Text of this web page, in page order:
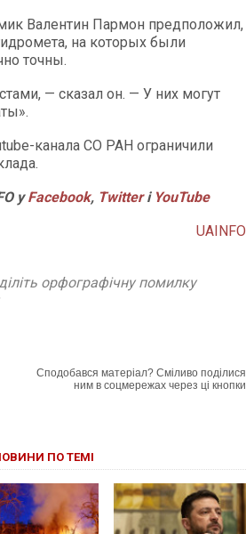
Валентин Пармон предположил,
на которых были
точны.
— сказал он. — У них могут
канала СО РАН ограничили
уFacebook, Twitterі YouTube
UAINFO
орфографічну помилку
Сподобався матеріал? Сміливо поділися
ним в соцмережах через ці кнопки
ПО ТЕМІ